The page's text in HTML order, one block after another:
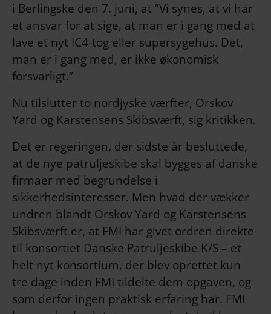
i Berlingske den 7. juni, at ”Vi synes, at vi har
et ansvar for at sige, at man er i gang med at
lave et nyt IC4-tog eller supersygehus. Det,
man er i gang med, er ikke økonomisk
forsvarligt.”
Nu tilslutter to nordjyske værfter, Orskov
Yard og Karstensens Skibsværft, sig kritikken.
Det er regeringen, der sidste år besluttede,
at de nye patruljeskibe skal bygges af danske
firmaer med begrundelse i
sikkerhedsinteresser. Men hvad der vækker
undren blandt Orskov Yard og Karstensens
Skibsværft er, at FMI har givet ordren direkte
til konsortiet Danske Patruljeskibe K/S – et
helt nyt konsortium, der blev oprettet kun
tre dage inden FMI tildelte dem opgaven, og
som derfor ingen praktisk erfaring har. FMI